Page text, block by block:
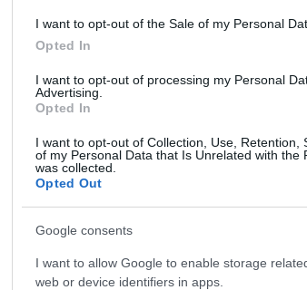
I want to opt-out of the Sale of my Personal
Opted In
I want to opt-out of processing my Personal
Advertising.
Opted In
I want to opt-out of Collection, Use, Retention,
of my Personal Data that Is Unrelated with the
was collected.
Opted Out
Google consents
I want to allow Google to enable storage
web or device identifiers in apps.